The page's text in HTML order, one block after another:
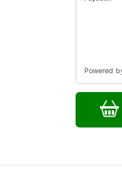
Powered